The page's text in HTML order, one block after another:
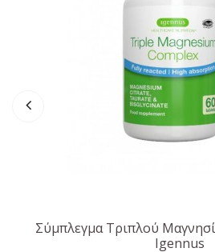
Σύμπλεγμα Τριπλού
Igennus